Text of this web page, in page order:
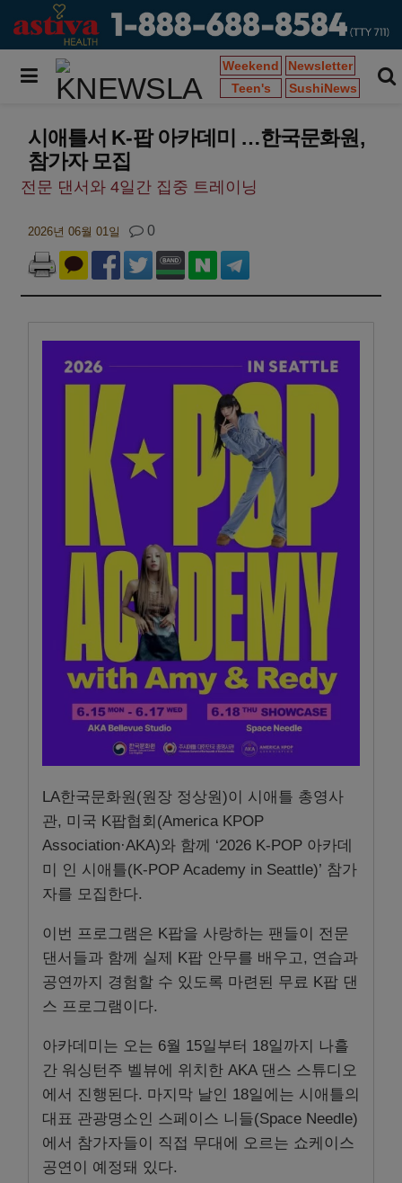
Weekend
Newsletter
Teen's
SushiNews
시애틀서 K-팝 아카데미 …한국문화원,
참가자 모집
전문 댄서와 4일간 집중 트레이닝
2026년 06월 01일 0
LA한국문화원(원장 정상원)이 시애틀 총영사
관, 미국 K팝협회(America KPOP
Association·AKA)와 함께 ‘2026 K-POP 아카데
미 인 시애틀(K-POP Academy in Seattle)’ 참가
자를 모집한다.
이번 프로그램은 K팝을 사랑하는 팬들이 전문
댄서들과 함께 실제 K팝 안무를 배우고, 연습과
공연까지 경험할 수 있도록 마련된 무료 K팝 댄
스 프로그램이다.
아카데미는 오는 6월 15일부터 18일까지 나흘
간 워싱턴주 벨뷰에 위치한 AKA 댄스 스튜디오
에서 진행된다. 마지막 날인 18일에는 시애틀의
대표 관광명소인 스페이스 니들(Space Needle)
에서 참가자들이 직접 무대에 오르는 쇼케이스
공연이 예정돼 있다.